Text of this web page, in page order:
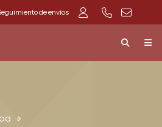
de envíos